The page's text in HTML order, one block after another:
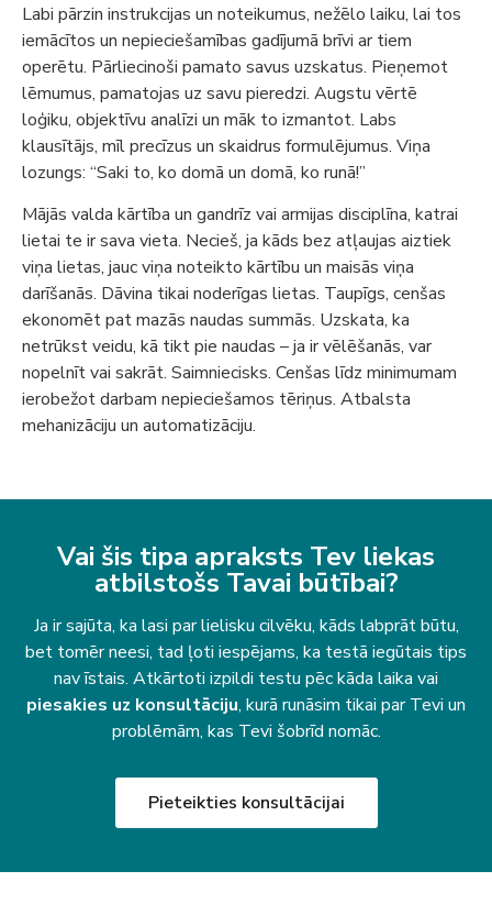
Labi pārzin instrukcijas un noteikumus, nežēlo laiku, lai tos
iemācītos un nepieciešamības gadījumā brīvi ar tiem
operētu. Pārliecinoši pamato savus uzskatus. Pieņemot
lēmumus, pamatojas uz savu pieredzi. Augstu vērtē
loģiku, objektīvu analīzi un māk to izmantot. Labs
klausītājs, mīl precīzus un skaidrus formulējumus. Viņa
lozungs: “Saki to, ko domā un domā, ko runā!”
Mājās valda kārtība un gandrīz vai armijas disciplīna, katrai
lietai te ir sava vieta. Necieš, ja kāds bez atļaujas aiztiek
viņa lietas, jauc viņa noteikto kārtību un maisās viņa
darīšanās. Dāvina tikai noderīgas lietas. Taupīgs, cenšas
ekonomēt pat mazās naudas summās. Uzskata, ka
netrūkst veidu, kā tikt pie naudas – ja ir vēlēšanās, var
nopelnīt vai sakrāt. Saimniecisks. Cenšas līdz minimumam
ierobežot darbam nepieciešamos tēriņus. Atbalsta
mehanizāciju un automatizāciju.
Vai šis tipa apraksts Tev liekas
atbilstošs Tavai būtībai?
Ja ir sajūta, ka lasi par lielisku cilvēku, kāds labprāt būtu,
bet tomēr neesi, tad ļoti iespējams, ka testā iegūtais tips
nav īstais. Atkārtoti izpildi testu pēc kāda laika vai
piesakies uz konsultāciju, kurā runāsim tikai par Tevi un
problēmām, kas Tevi šobrīd nomāc.
Pieteikties konsultācijai